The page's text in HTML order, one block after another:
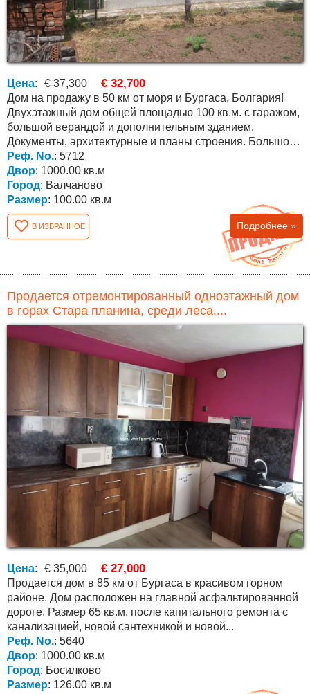
Цена: € 37,300 € 32,700
Дом на продажу в 50 км от моря и Бургаса, Болгария!
Двухэтажный дом общей площадью 100 кв.м. с гаражом,
большой верандой и дополнительным зданием.
Документы, архитектурные и планы строения. Большой
двор (1000...
Реф. No.: 5712
Двор: 1000.00 кв.м
Город: Валчаново
Размер: 100.00 кв.м
В ИЗБРАННОЕ Подробнее »
Продается отремонтированный одноэтажный дом
в горах Стара планина, среди леса,...
Цена: € 35,000 € 27,000
Продается дом в 85 км от Бургаса в красивом горном
районе. Дом расположен на главной асфальтированной
дороге. Размер 65 кв.м. после капитального ремонта с
канализацией, новой сантехникой и новой...
Реф. No.: 5640
Двор: 1000.00 кв.м
Город: Босилково
Размер: 126.00 кв.м